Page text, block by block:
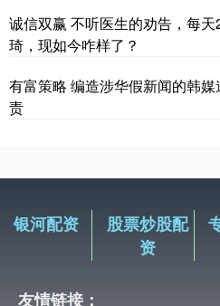
诚信双赢 不听医生的劝告，每
琦，现如今咋样了？
有富策略 编造涉华假新闻的韩
责
银河配资
股票炒股配
资
友情链接：